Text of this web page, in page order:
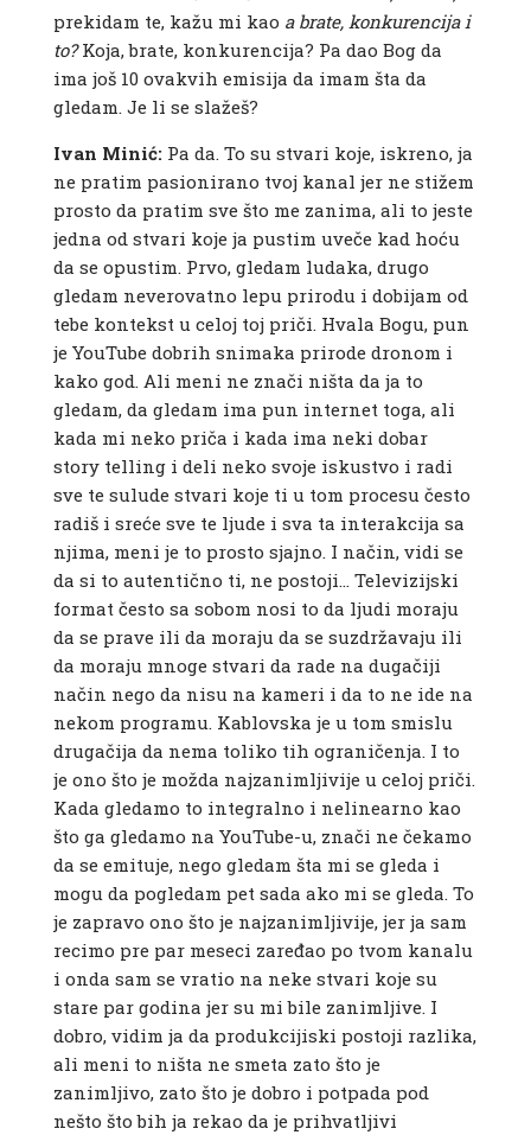
prekidam te, kažu mi kao a brate, konkurencija i
to?Koja, brate, konkurencija? Pa dao Bog da
ima još 10 ovakvih emisija da imam šta da
gledam. Je li se slažeš?
Ivan Minić:Pa da. To su stvari koje, iskreno, ja
ne pratim pasionirano tvoj kanal jer ne stižem
prosto da pratim sve što me zanima, ali to jeste
jedna od stvari koje ja pustim uveče kad hoću
da se opustim. Prvo, gledam ludaka, drugo
gledam neverovatno lepu prirodu i dobijam od
tebe kontekst u celoj toj priči. Hvala Bogu, pun
je YouTube dobrih snimaka prirode dronom i
kako god. Ali meni ne znači ništa da ja to
gledam, da gledam ima pun internet toga, ali
kada mi neko priča i kada ima neki dobar
story telling i deli neko svoje iskustvo i radi
sve te sulude stvari koje ti u tom procesu često
radiš i sreće sve te ljude i sva ta interakcija sa
njima, meni je to prosto sjajno. I način, vidi se
da si to autentično ti, ne postoji… Televizijski
format često sa sobom nosi to da ljudi moraju
da se prave ili da moraju da se suzdržavaju ili
da moraju mnoge stvari da rade na dugačiji
način nego da nisu na kameri i da to ne ide na
nekom programu. Kablovska je u tom smislu
drugačija da nema toliko tih ograničenja. I to
je ono što je možda najzanimljivije u celoj priči.
Kada gledamo to integralno i nelinearno kao
što ga gledamo na YouTube-u, znači ne čekamo
da se emituje, nego gledam šta mi se gleda i
mogu da pogledam pet sada ako mi se gleda. To
je zapravo ono što je najzanimljivije, jer ja sam
recimo pre par meseci zaređao po tvom kanalu
i onda sam se vratio na neke stvari koje su
stare par godina jer su mi bile zanimljive. I
dobro, vidim ja da produkcijiski postoji razlika,
ali meni to ništa ne smeta zato što je
zanimljivo, zato što je dobro i potpada pod
nešto što bih ja rekao da je prihvatljivi